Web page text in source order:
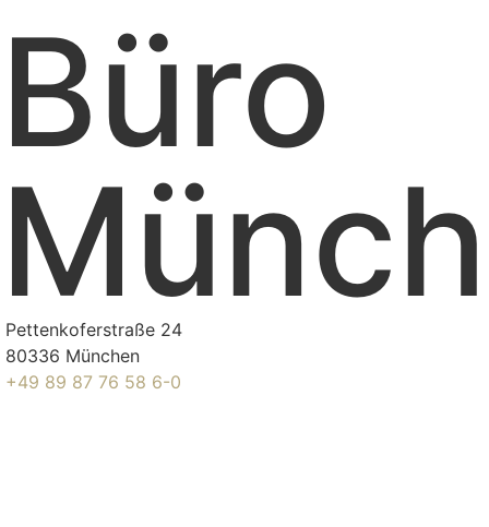
Büro
Pettenkoferstraße 24
80336 München
+49 89 87 76 58 6-0